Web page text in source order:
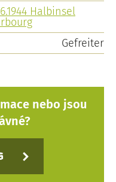
Halbinsel
Gefreiter
nebo jsou